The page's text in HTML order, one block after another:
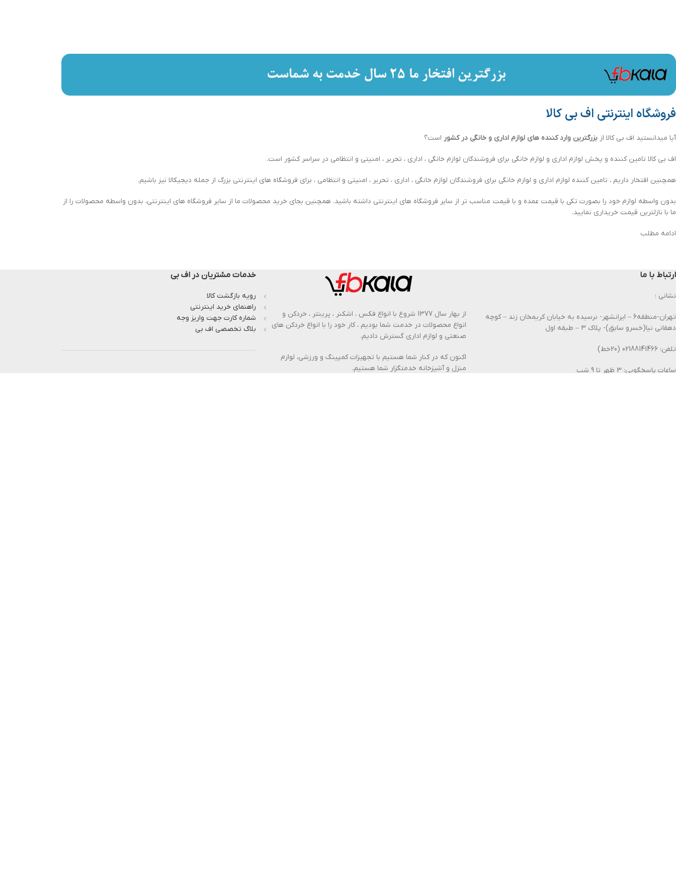
فروشگاه اینترنتی اف بی کالا
آیا میدانستید اف بی کالا از بزرگترین وارد کننده های لوازم اداری و خانگی در کشور است؟
اف بی کالا تامین کننده و پخش لوازم اداری و لوازم خانگی برای فروشندگان لوازم خانگی ، اداری ، تحریر ، امنیتی و انتظامی در سراسر کشور است.
همچنین افتخار داریم ، تامین کننده لوازم اداری و لوازم خانگی برای فروشندگان لوازم خانگی ، اداری ، تحریر ، امنیتی و انتظامی ، برای فروشگاه های اینترنتی بزرگ از جمله دیجیکالا نیز باشیم.
بدون واسطه لوازم خود را بصورت تکی با قیمت عمده و با قیمت مناسب تر از سایر فروشگاه های اینترنتی داشته باشید. همچنین بجای خرید محصولات ما از سایر فروشگاه های اینترنتی، بدون واسطه محصولات را از
ما با نازلترین قیمت خریداری نمایید.
ادامه مطلب
ارتباط با ما
نشانی :
تهران-منطقه6 – ایرانشهر- نرسیده به خیابان کریمخان زند – کوچه
دهقانی نیا(خسرو سابق)- پلاک 3 – طبقه اول
تلفن: 02188141466 (20خط)
ساعات پاسخگویی: 3 ظهر تا 9 شب
از بهار سال 1377 شروع با انواع فکس ، اشکنر ، پرینتر ، خردکن و
انواع محصولات در خدمت شما بودیم ، کار خود را با انواع خردکن های
صنعتی و لوازم اداری گسترش دادیم.
اکنون که در کنار شما هستیم با تجهیزات کمپینگ و ورزشی، لوازم
منزل و آشپزخانه خدمتگزار شما هستیم.
خدمات مشتریان در اف بی
رویه بازگشت کالا
راهنمای خرید اینترنتی
شماره کارت جهت واریز وجه
بلاگ تخصصی اف بی